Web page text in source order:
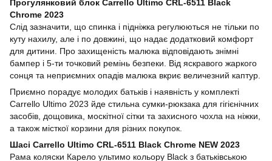
Прогулянковий блок Carrello Ultimo CRL-6511 Black
Chrome 2023
Слід зазначити, що спинка і підніжка регулюються не тільки по
куту нахилу, але і по довжині, що надає додатковий комфорт
для дитини. Про захищеність малюка відповідають знімні
бампер і 5-ти точковий ремінь безпеки. Від яскравого жаркого
сонця та неприємних опадів малюка вкриє величезний каптур.
Приємно порадує молодих батьків і наявність у комплекті
Carrello Ultimo 2023 йде стильна сумки-рюкзака для гігієнічних
засобів, дощовика, москітної сітки та захисного чохла на ніжки,
а також місткої корзини для різних покупок.
Шасі Carrello Ultimo CRL-6511 Black Chrome NEW 2023
Рама коляски Карело ультимо кольору Black з батьківською